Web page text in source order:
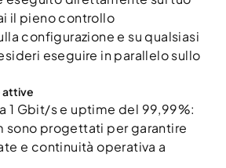
il pieno controllo
configurazione e su qualsiasi
eseguire in parallelo sullo
attive
1 Gbit/s e uptime del 99,99%:
sono progettati per garantire
e continuità operativa a